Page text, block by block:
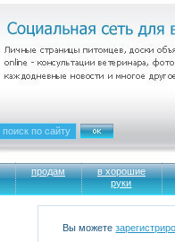
продам
в хорошие
руки
Вы можете